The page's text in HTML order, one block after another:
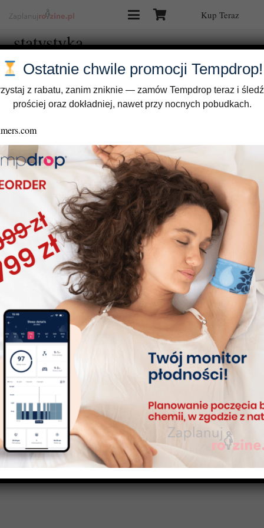
Kup Teraz
statystyka
Łatwo czy trudno jest zajść w ciążę?
Ostatnie chwile promocji Tempdrop!
z rabatu, zanim zniknie — zamów Tempdrop teraz i
prościej oraz dokładniej, nawet przy nocnych pobudkach.